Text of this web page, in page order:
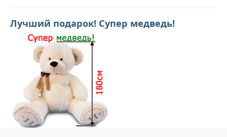
Лучший подарок! Супер медведь!